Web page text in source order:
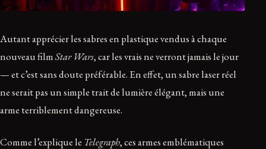
Autant apprécier les sabres en plastique vendus à chaque
nouveau filmStar Wars, car les vrais ne verront jamais le jour
— et c’est sans doute préférable. En effet, un sabre laser réel
ne serait pas un simple trait de lumière élégant, mais une
arme terriblement dangereuse.
Comme l’explique le Telegraph, ces armes emblématiques